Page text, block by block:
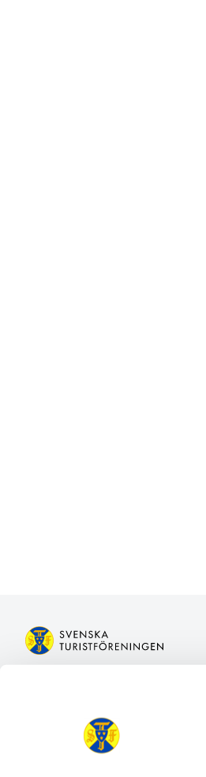
Logga in på Min bokning
Kontakta oss